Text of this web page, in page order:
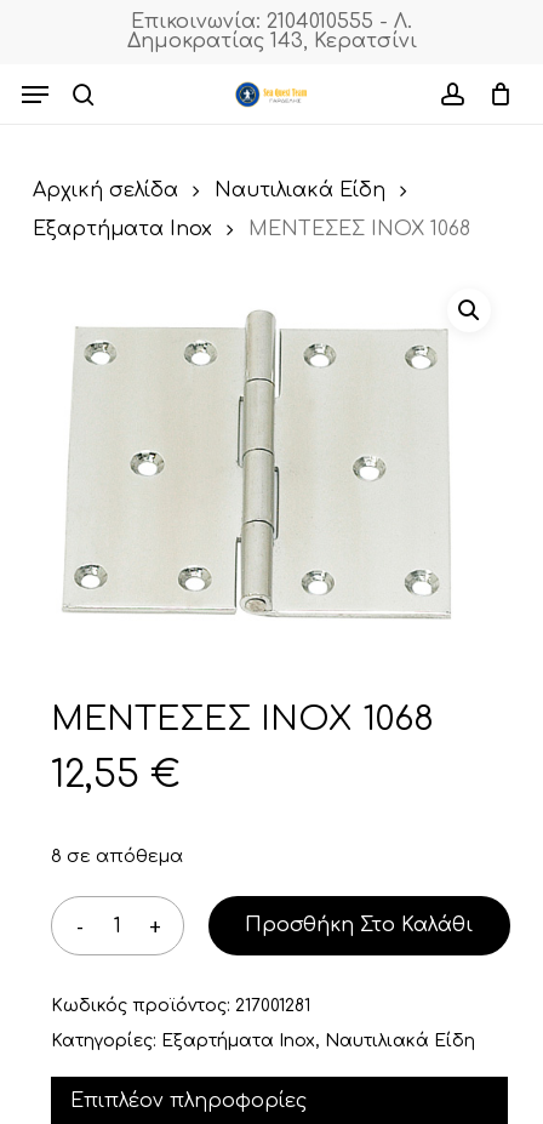
content
Επικοινωνία: 2104010555 - Λ.
Δημοκρατίας 143, Κερατσίνι
Menu
Cart
Αρχική σελίδα
Ναυτιλιακά Είδη
Εξαρτήματα Inox
ΜΕΝΤΕΣΕΣ INOX 1068
ΜΕΝΤΕΣΕΣ INOX 1068
12,55 €
8 σε απόθεμα
Προσθήκη Στο Καλάθι
Κωδικός προϊόντος: 217001281
Κατηγορίες: Εξαρτήματα Inox, Ναυτιλιακά Είδη
Επιπλέον πληροφορίες